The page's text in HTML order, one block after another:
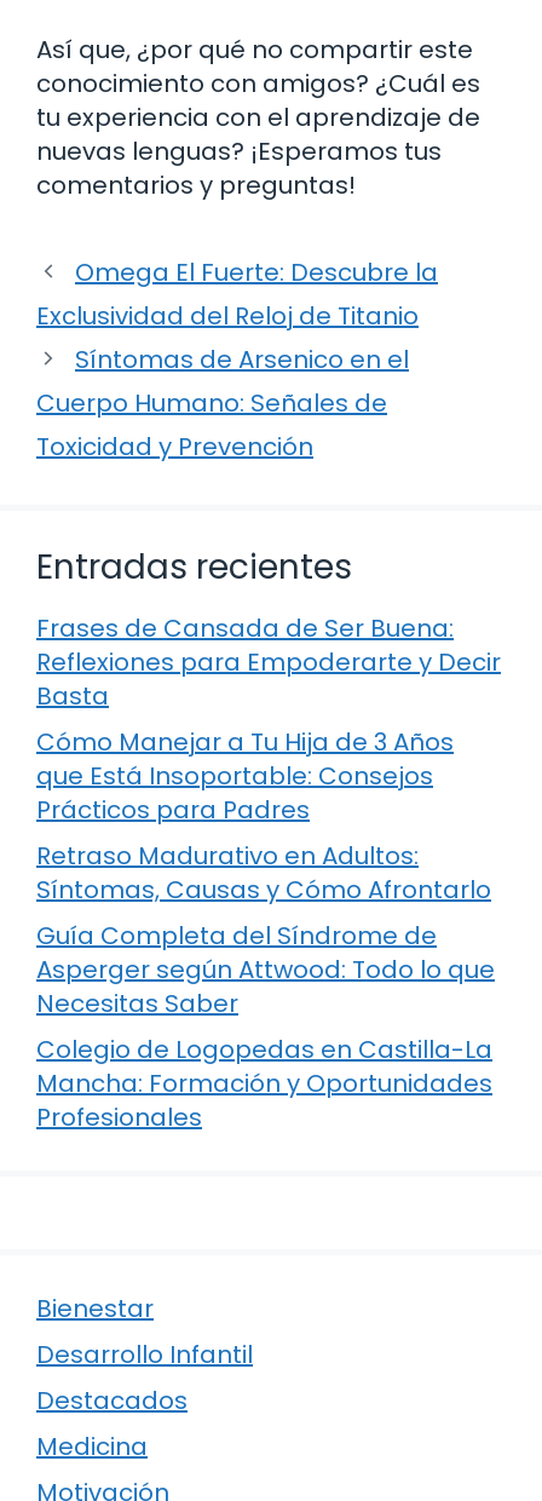
Así que, ¿por qué no compartir este
conocimiento con amigos? ¿Cuál es
tu experiencia con el aprendizaje de
nuevas lenguas? ¡Esperamos tus
comentarios y preguntas!
Omega El Fuerte: Descubre la
Exclusividad del Reloj de Titanio
Síntomas de Arsenico en el
Cuerpo Humano: Señales de
Toxicidad y Prevención
Entradas recientes
Frases de Cansada de Ser Buena:
Reflexiones para Empoderarte y Decir
Basta
Cómo Manejar a Tu Hija de 3 Años
que Está Insoportable: Consejos
Prácticos para Padres
Retraso Madurativo en Adultos:
Síntomas, Causas y Cómo Afrontarlo
Guía Completa del Síndrome de
Asperger según Attwood: Todo lo que
Necesitas Saber
Colegio de Logopedas en Castilla-La
Mancha: Formación y Oportunidades
Profesionales
Bienestar
Desarrollo Infantil
Destacados
Medicina
Motivación